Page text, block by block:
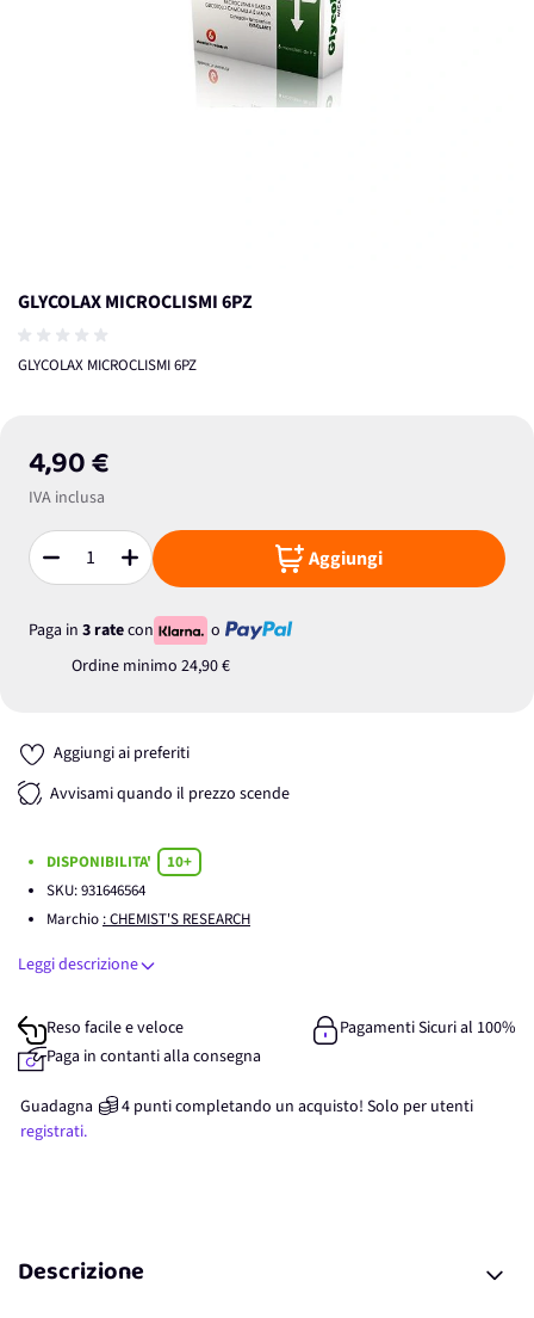
GLYCOLAX MICROCLISMI 6PZ
GLYCOLAX MICROCLISMI 6PZ
4,90 €
IVA inclusa
Quantità Aggiungi
Paga in 3 ratecon
o
Ordine minimo 24,90 €
Aggiungi ai preferiti
Avvisami quando il prezzo scende
DISPONIBILITA'
10+
SKU:931646564
Marchio : CHEMIST'S RESEARCH
Leggi descrizione
Reso facile e veloce
Pagamenti Sicuri al 100%
Paga in contanti alla consegna
Guadagna 4 punticompletando un acquisto! Solo per utenti
registrati.
Descrizione